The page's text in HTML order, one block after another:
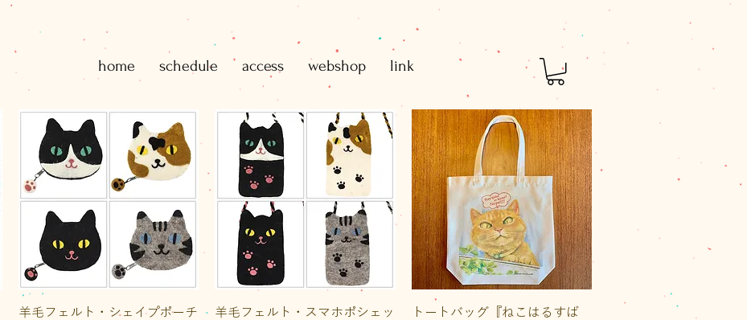
home schedule access webshop link
クイックビュー
羊毛フェルト・シェイプポーチ
クイックビュー
羊毛フェルト・スマホポシェッ
クイックビュー
トートバッグ『ねこはるすば